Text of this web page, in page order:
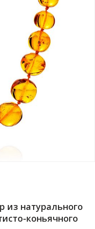
натурального
коньячного